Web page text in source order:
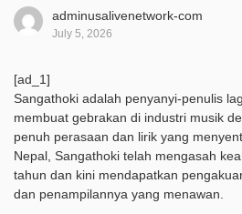
adminusalivenetwork-com
July 5, 2026
[ad_1]
Sangathoki adalah penyanyi-penulis
membuat gebrakan di industri musik
penuh perasaan dan lirik yang
Nepal, Sangathoki telah mengasah
tahun dan kini mendapatkan
dan penampilannya yang menawan.